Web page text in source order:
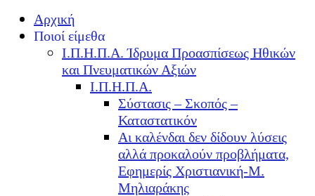
Αρχική
Ποιοί είμεθα
Ι.Π.Η.Π.Α. Ίδρυμα Προασπίσεως Ηθικών
και Πνευματικών Αξιών
Ι.Π.Η.Π.Α.
Σύστασις – Σκοπός –
Καταστατικόν
Αι καλένδαι δεν δίδουν λύσεις
αλλά προκαλούν προβλήματα,
Εφημερίς Χριστιανική-Μ.
Μηλιαράκης